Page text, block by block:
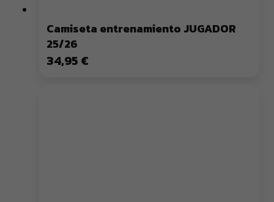
Camiseta entrenamiento JUGADOR
25/26
34,95 €